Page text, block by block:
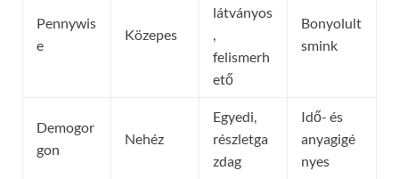
Pennywis
e
Közepes
látványos
,
felismerh
ető
Bonyolult
smink
Demogor
gon
Nehéz
Egyedi,
részletga
zdag
Idő- és
anyagigé
nyes